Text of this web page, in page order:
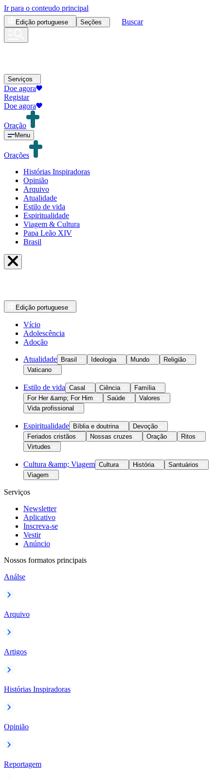
Ir para o conteudo principal
Edição portuguese Seções Buscar
Serviços
Doe agora
Registar
Doe agora
Oração
Menu
Orações
Histórias Inspiradoras
Opinião
Arquivo
Atualidade
Estilo de vida
Espiritualidade
Viagem & Cultura
Papa Leão XIV
Brasil
Edição portuguese
Vício
Adolescência
Adoção
Atualidade Brasil Ideologia Mundo
Religião
Vaticano
Estilo de vida Casal Ciência
Família
For Her &amp; For Him
Saúde
Valores
Vida profissional
Espiritualidade Bíblia e doutrina
Devoção
Feriados cristãos
Nossas cruzes Oração
Ritos
Virtudes
Cultura &amp; Viagem Cultura História
Santuários
Viagem
Serviços
Newsletter
Aplicativo
Inscreva-se
Vestir
Anúncio
Nossos formatos principais
Análse
Arquivo
Artigos
Histórias Inspiradoras
Opinião
Reportagem